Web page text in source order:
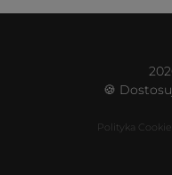
🍪
Polityka